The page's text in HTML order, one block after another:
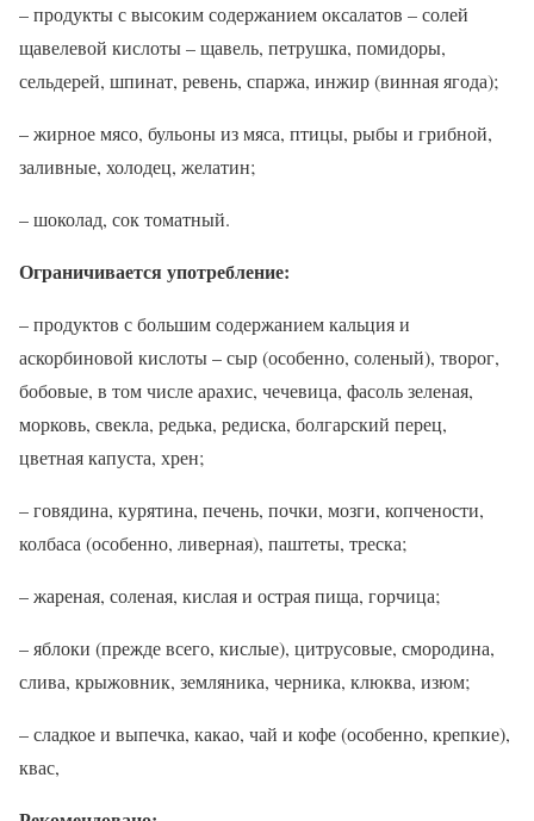
– продукты с высоким содержанием оксалатов – солей
щавелевой кислоты – щавель, петрушка, помидоры,
сельдерей, шпинат, ревень, спаржа, инжир (винная ягода);
– жирное мясо, бульоны из мяса, птицы, рыбы и грибной,
заливные, холодец, желатин;
– шоколад, сок томатный.
Ограничивается употребление:
– продуктов с большим содержанием кальция и
аскорбиновой кислоты – сыр (особенно, соленый), творог,
бобовые, в том числе арахис, чечевица, фасоль зеленая,
морковь, свекла, редька, редиска, болгарский перец,
цветная капуста, хрен;
– говядина, курятина, печень, почки, мозги, копчености,
колбаса (особенно, ливерная), паштеты, треска;
– жареная, соленая, кислая и острая пища, горчица;
– яблоки (прежде всего, кислые), цитрусовые, смородина,
слива, крыжовник, земляника, черника, клюква, изюм;
– сладкое и выпечка, какао, чай и кофе (особенно, крепкие),
квас,